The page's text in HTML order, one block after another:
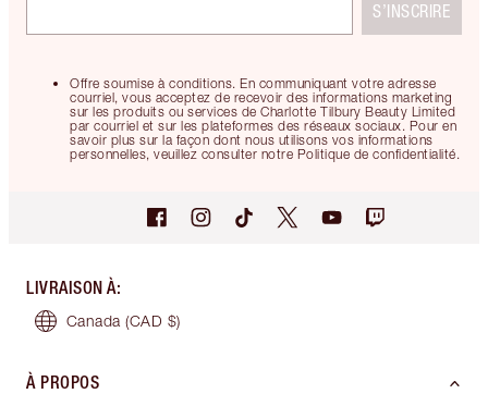
Offre soumise à conditions. En communiquant votre adresse
courriel, vous acceptez de recevoir des informations marketing
sur les produits ou services de Charlotte Tilbury Beauty Limited
par courriel et sur les plateformes des réseaux sociaux. Pour en
savoir plus sur la façon dont nous utilisons vos informations
personnelles, veuillez consulter notre Politique de confidentialité.
S’INSCRIRE
LIVRAISON À:
Canada (CAD $)
À PROPOS